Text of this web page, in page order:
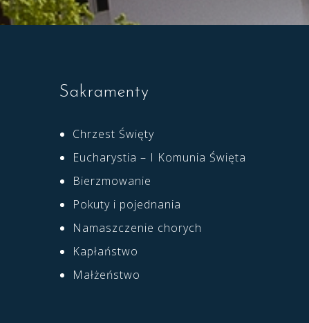
Sakramenty
Chrzest Święty
Eucharystia – I Komunia Święta
Bierzmowanie
Pokuty i pojednania
Namaszczenie chorych
Kapłaństwo
Małżeństwo